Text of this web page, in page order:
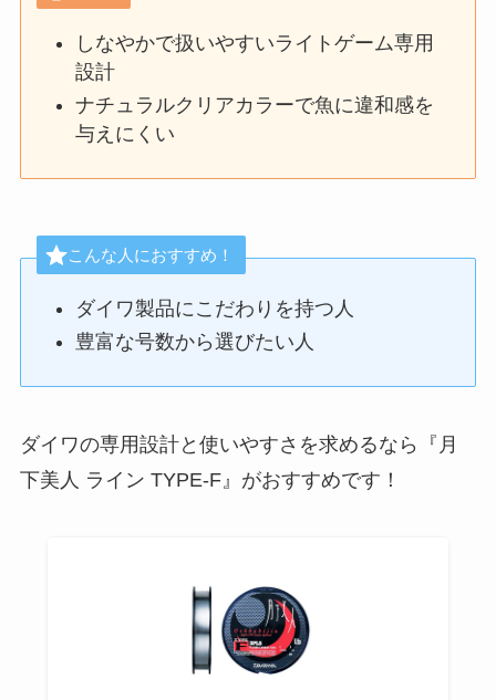
しなやかで扱いやすいライトゲーム専用
設計
ナチュラルクリアカラーで魚に違和感を
与えにくい
こんな人におすすめ！
ダイワ製品にこだわりを持つ人
豊富な号数から選びたい人
ダイワの専用設計と使いやすさを求めるなら『月
下美人 ライン TYPE-F』がおすすめです！